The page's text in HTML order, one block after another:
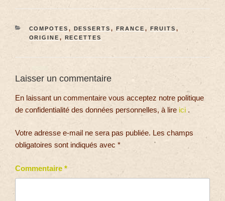
COMPOTES , DESSERTS , FRANCE , FRUITS ,
ORIGINE , RECETTES
Laisser un commentaire
En laissant un commentaire vous acceptez notre politique
de confidentialité des données personnelles, à lire ici .
Votre adresse e-mail ne sera pas publiée. Les champs
obligatoires sont indiqués avec *
Commentaire *